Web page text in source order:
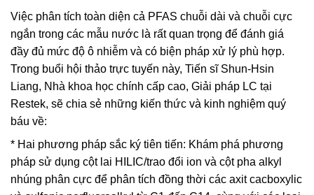
Việc phân tích toàn diện cả PFAS chuỗi dài và chuỗi cực
ngắn trong các mẫu nước là rất quan trọng để đánh giá
đầy đủ mức độ ô nhiễm và có biện pháp xử lý phù hợp.
Trong buổi hội thảo trực tuyến này, Tiến sĩ Shun-Hsin
Liang, Nhà khoa học chính cấp cao, Giải pháp LC tại
Restek, sẽ chia sẻ những kiến thức và kinh nghiệm quý
báu về:
* Hai phương pháp sắc ký tiên tiến: Khám phá phương
pháp sử dụng cột lai HILIC/trao đổi ion và cột pha alkyl
nhúng phân cực để phân tích đồng thời các axit cacboxylic